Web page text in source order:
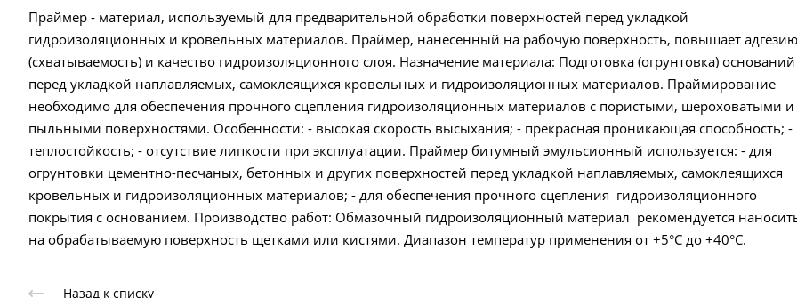
Праймер - материал, используемый для предварительной обработки поверхностей перед укладкой
гидроизоляционных и кровельных материалов. Праймер, нанесенный на рабочую поверхность, повышает адгезию
(схватываемость) и качество гидроизоляционного слоя. Назначение материала: Подготовка (огрунтовка) оснований
перед укладкой наплавляемых, самоклеящихся кровельных и гидроизоляционных материалов. Праймирование
необходимо для обеспечения прочного сцепления гидроизоляционных материалов с пористыми, шероховатыми и
пыльными поверхностями. Особенности: - высокая скорость высыхания; - прекрасная проникающая способность; -
теплостойкость; - отсутствие липкости при эксплуатации. Праймер битумный эмульсионный используется: - для
огрунтовки цементно-песчаных, бетонных и других поверхностей перед укладкой наплавляемых, самоклеящихся
кровельных и гидроизоляционных материалов; - для обеспечения прочного сцепления гидроизоляционного
покрытия с основанием. Производство работ: Обмазочный гидроизоляционный материал рекомендуется
на обрабатываемую поверхность щетками или кистями. Диапазон температур применения от +5°С до +40°С.
Назад к списку